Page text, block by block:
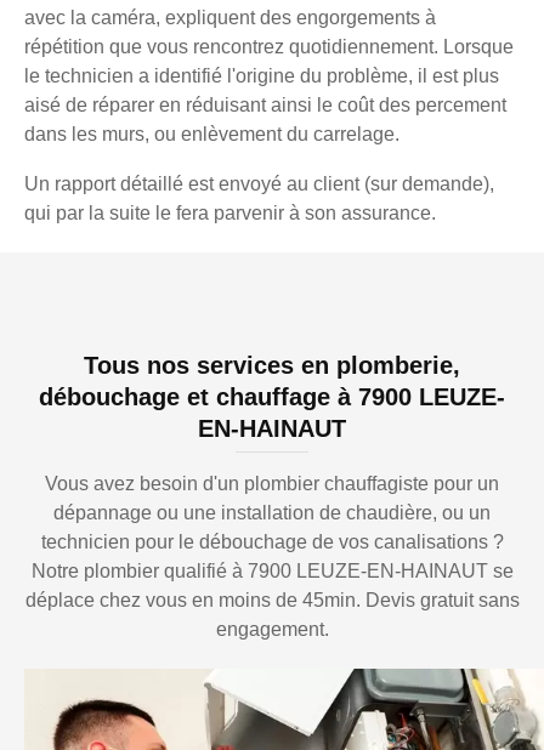
avec la caméra, expliquent des engorgements à
répétition que vous rencontrez quotidiennement. Lorsque
le technicien a identifié l'origine du problème, il est plus
aisé de réparer en réduisant ainsi le coût des percement
dans les murs, ou enlèvement du carrelage.
Un rapport détaillé est envoyé au client (sur demande),
qui par la suite le fera parvenir à son assurance.
Tous nos services en plomberie,
débouchage et chauffage à 7900 LEUZE-
EN-HAINAUT
Vous avez besoin d'un plombier chauffagiste pour un
dépannage ou une installation de chaudière, ou un
technicien pour le débouchage de vos canalisations ?
Notre plombier qualifié à 7900 LEUZE-EN-HAINAUT se
déplace chez vous en moins de 45min. Devis gratuit sans
engagement.